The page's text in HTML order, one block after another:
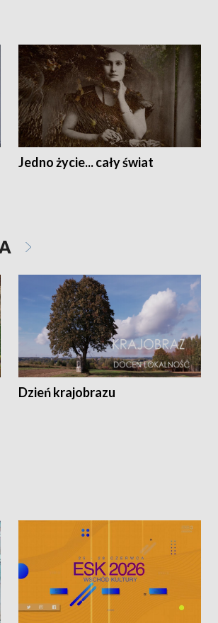
Jedno życie... cały świat
Dzień krajobrazu